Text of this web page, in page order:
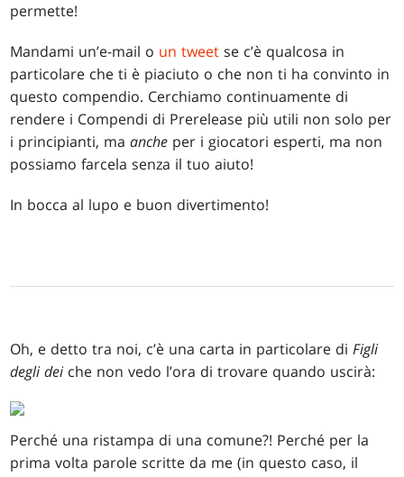
permette!
Mandami un’e-mail o un tweet se c’è qualcosa in
particolare che ti è piaciuto o che non ti ha convinto in
questo compendio. Cerchiamo continuamente di
rendere i Compendi di Prerelease più utili non solo per
i principianti, maanche per i giocatori esperti, ma non
possiamo farcela senza il tuo aiuto!
In bocca al lupo e buon divertimento!
Oh, e detto tra noi, c’è una carta in particolare diFigli
degli dei che non vedo l’ora di trovare quando uscirà:
Perché una ristampa di una comune?! Perché per la
prima volta parole scritte da me (in questo caso, il